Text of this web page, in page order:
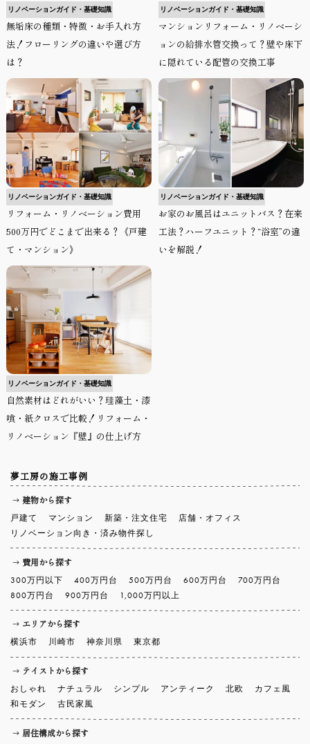
リノベーションガイド・基礎知識
無垢床の種類・特徴・お手入れ方
法！フローリングの違いや選び方
は？
リノベーションガイド・基礎知識
マンションリフォーム・リノベーシ
ョンの給排水管交換って？壁や床下
に隠れている配管の交換工事
リノベーションガイド・基礎知識
リフォーム・リノベーション費用
500万円でどこまで出来る？《戸建
て・マンション》
リノベーションガイド・基礎知識
お家のお風呂はユニットバス？在来
工法？ハーフユニット？“浴室”の違
いを解説！
リノベーションガイド・基礎知識
自然素材はどれがいい？珪藻土・漆
喰・紙クロスで比較！リフォーム・
リノベーション『壁』の仕上げ方
夢工房の施工事例
建物から探す
戸建て マンション 新築・注文住宅
店舗・オフィス
リノベーション向き・済み物件探し
費用から探す
300万円以下 400万円台 500万円台 600万円台
700万円台
800万円台
900万円台 1,000万円以上
エリアから探す
横浜市 川崎市 神奈川県 東京都
テイストから探す
おしゃれ ナチュラル シンプル アンティーク 北欧
カフェ風
和モダン
古民家風
居住構成から探す